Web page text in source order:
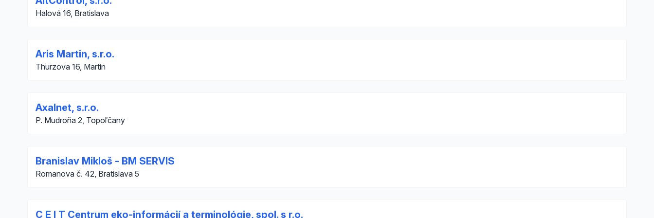
Halová 16, Bratislava
Aris Martin, s.r.o.
Thurzova 16, Martin
Axalnet, s.r.o.
P. Mudroňa 2, Topoľčany
Branislav Mikloš - BM SERVIS
Romanova č. 42, Bratislava 5
C E I T Centrum eko-informácií a terminológie, spol. s r.o.